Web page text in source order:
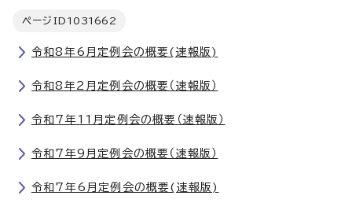
ページID 1031662
令和8年6月定例会の概要(速報版)
令和8年2月定例会の概要（速報版）
令和7年11月定例会の概要（速報版）
令和7年9月定例会の概要（速報版）
令和7年6月定例会の概要(速報版)